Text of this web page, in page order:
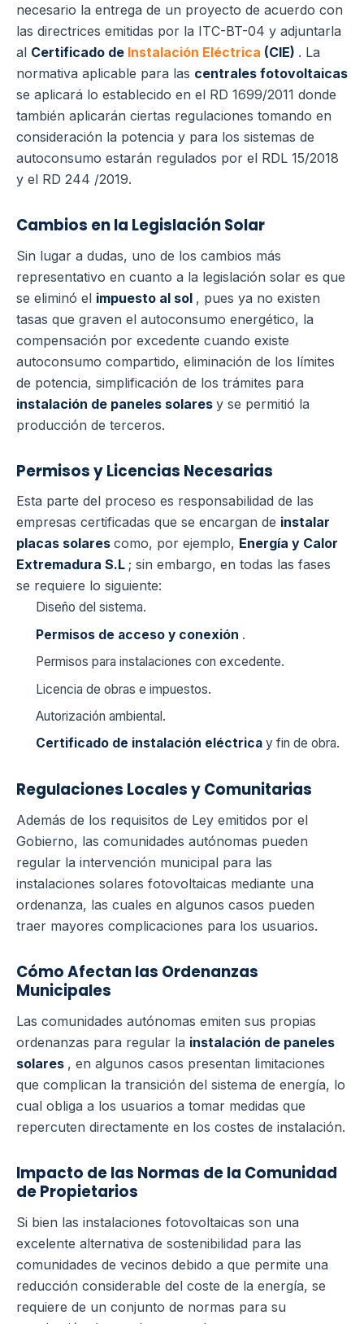
necesario la entrega de un proyecto de acuerdo con
las directrices emitidas por la ITC-BT-04 y adjuntarla
al Certificado de Instalación Eléctrica (CIE) . La
normativa aplicable para las centrales fotovoltaicas
se aplicará lo establecido en el RD 1699/2011 donde
también aplicarán ciertas regulaciones tomando en
consideración la potencia y para los sistemas de
autoconsumo estarán regulados por el RDL 15/2018
y el RD 244 /2019.
Cambios en la Legislación Solar
Sin lugar a dudas, uno de los cambios más
representativo en cuanto a la legislación solar es que
se eliminó el impuesto al sol , pues ya no existen
tasas que graven el autoconsumo energético, la
compensación por excedente cuando existe
autoconsumo compartido, eliminación de los límites
de potencia, simplificación de los trámites para
instalación de paneles solares y se permitió la
producción de terceros.
Permisos y Licencias Necesarias
Esta parte del proceso es responsabilidad de las
empresas certificadas que se encargan de instalar
placas solares como, por ejemplo, Energía y Calor
Extremadura S.L ; sin embargo, en todas las fases
se requiere lo siguiente:
Diseño del sistema.
Permisos de acceso y conexión .
Permisos para instalaciones con excedente.
Licencia de obras e impuestos.
Autorización ambiental.
Certificado de instalación eléctrica y fin de obra.
Regulaciones Locales y Comunitarias
Además de los requisitos de Ley emitidos por el
Gobierno, las comunidades autónomas pueden
regular la intervención municipal para las
instalaciones solares fotovoltaicas mediante una
ordenanza, las cuales en algunos casos pueden
traer mayores complicaciones para los usuarios.
Cómo Afectan las Ordenanzas
Municipales
Las comunidades autónomas emiten sus propias
ordenanzas para regular la instalación de paneles
solares , en algunos casos presentan limitaciones
que complican la transición del sistema de energía, lo
cual obliga a los usuarios a tomar medidas que
repercuten directamente en los costes de instalación.
Impacto de las Normas de la Comunidad
de Propietarios
Si bien las instalaciones fotovoltaicas son una
excelente alternativa de sostenibilidad para las
comunidades de vecinos debido a que permite una
reducción considerable del coste de la energía, se
requiere de un conjunto de normas para su